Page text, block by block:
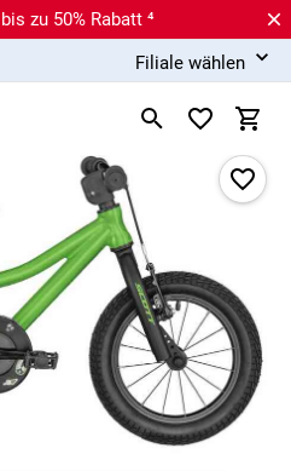
zu 50% Rabatt ⁴
Filiale wählen